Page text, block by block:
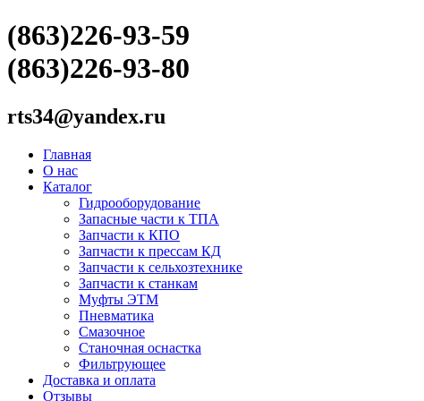
(863)226-93-59
(863)226-93-80
rts34@yandex.ru
Главная
О нас
Каталог
Гидрооборудование
Запасные части к ТПА
Запчасти к КПО
Запчасти к прессам КД
Запчасти к сельхозтехнике
Запчасти к станкам
Муфты ЭТМ
Пневматика
Смазочное
Станочная оснастка
Фильтрующее
Доставка и оплата
Отзывы